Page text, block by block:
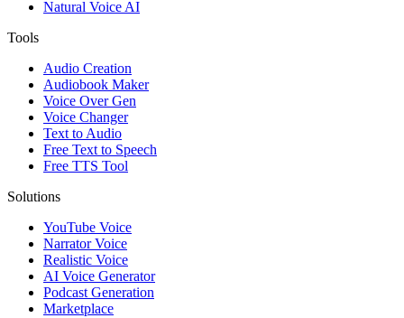
Natural Voice AI
Tools
Audio Creation
Audiobook Maker
Voice Over Gen
Voice Changer
Text to Audio
Free Text to Speech
Free TTS Tool
Solutions
YouTube Voice
Narrator Voice
Realistic Voice
AI Voice Generator
Podcast Generation
Marketplace